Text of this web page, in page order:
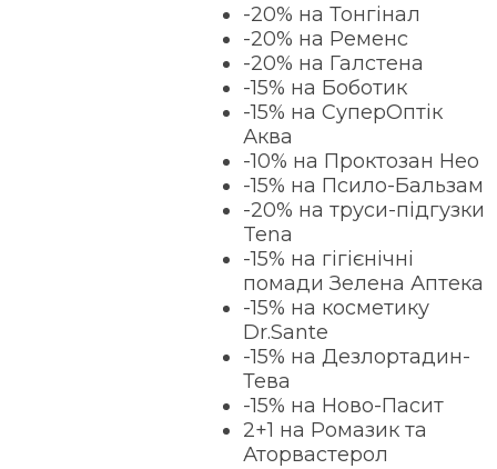
-20% на Тонгінал
-20% на Ременс
-20% на Галстена
-15% на Боботик
-15% на СуперОптік
Аква
-10% на Проктозан Нео
-15% на Псило-Бальзам
-20% на труси-підгузки
Tena
-15% на гігієнічні
помади Зелена Аптека
-15% на косметику
Dr.Sante
-15% на Дезлортадин-
Тева
-15% на Ново-Пасит
2+1 на Ромазик та
Аторвастерол